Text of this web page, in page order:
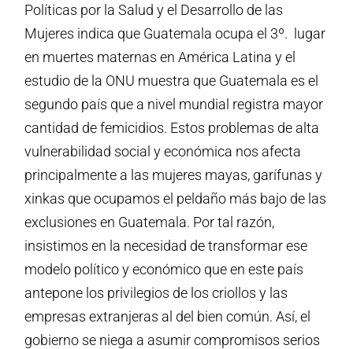
Políticas por la Salud y el Desarrollo de las
Mujeres indica que Guatemala ocupa el 3º. lugar
en muertes maternas en América Latina y el
estudio de la ONU muestra que Guatemala es el
segundo país que a nivel mundial registra mayor
cantidad de femicidios. Estos problemas de alta
vulnerabilidad social y económica nos afecta
principalmente a las mujeres mayas, garífunas y
xinkas que ocupamos el peldaño más bajo de las
exclusiones en Guatemala. Por tal razón,
insistimos en la necesidad de transformar ese
modelo político y económico que en este país
antepone los privilegios de los criollos y las
empresas extranjeras al del bien común. Así, el
gobierno se niega a asumir compromisos serios